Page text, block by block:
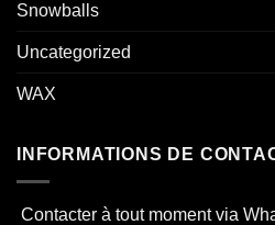
Snowballs
Uncategorized
WAX
INFORMATIONS DE
Contacter à tout moment via